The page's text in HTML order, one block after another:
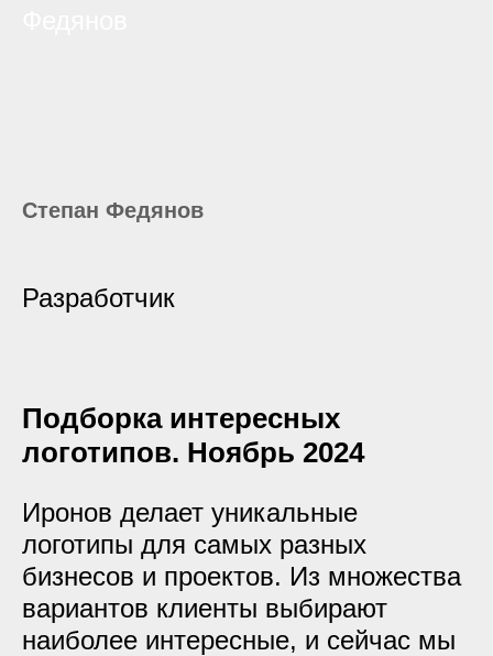
Степан Федянов
Разработчик
Подборка интересных
логотипов. Ноябрь 2024
Иронов делает уникальные
логотипы для самых разных
бизнесов и проектов. Из множества
вариантов клиенты выбирают
наиболее интересные, и сейчас мы